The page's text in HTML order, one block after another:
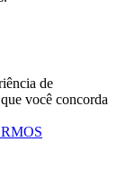
de
você concorda